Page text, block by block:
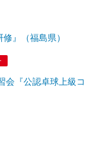
』（福島県）
会『公認卓球上級コ